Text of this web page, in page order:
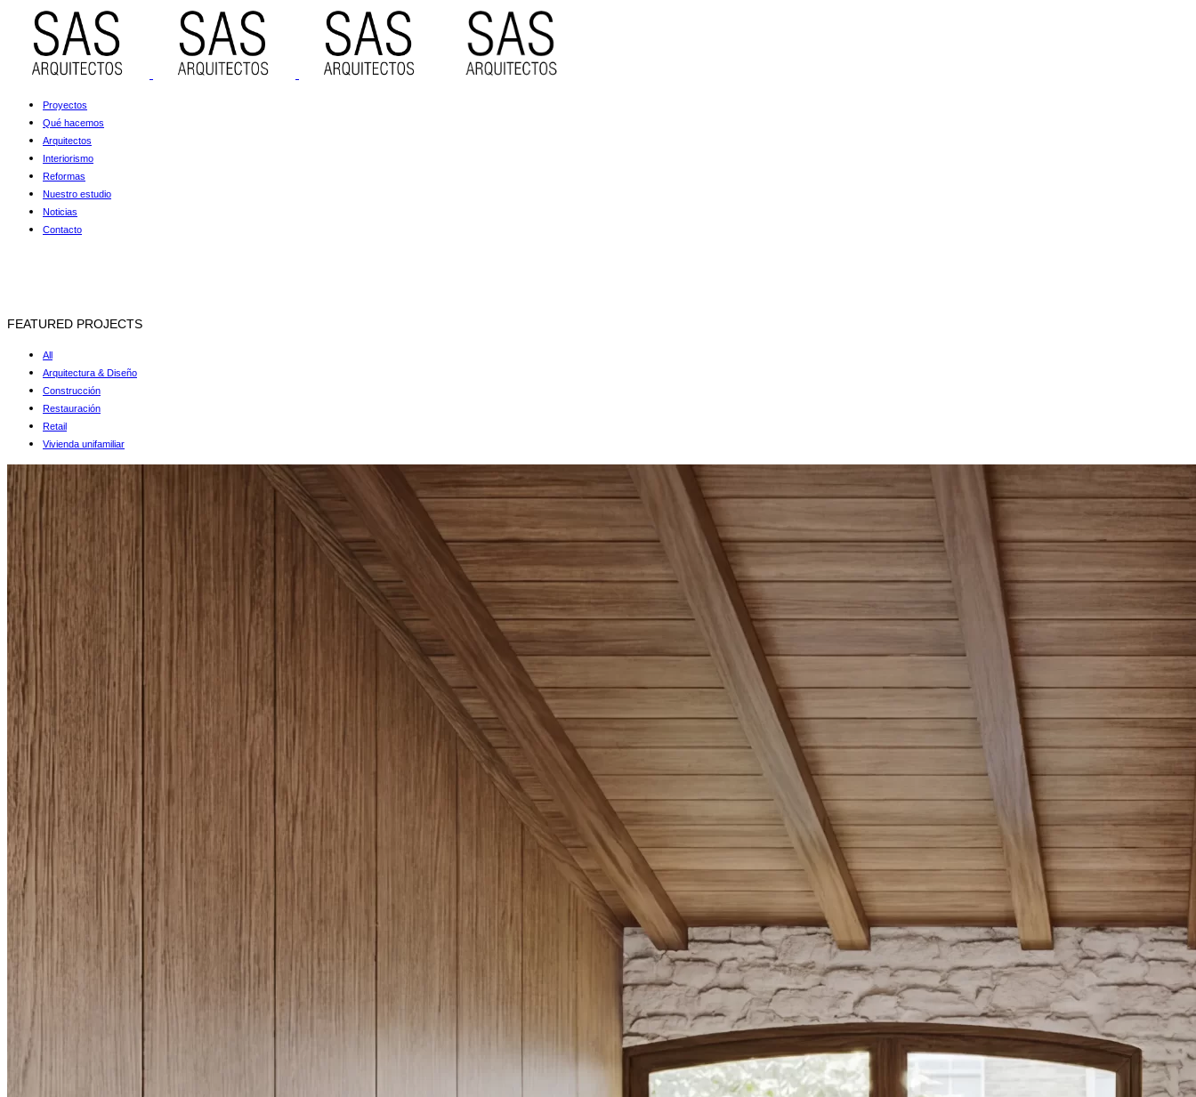
Proyectos
Qué hacemos
Arquitectos
Interiorismo
Reformas
Nuestro estudio
Noticias
Contacto
FEATURED PROJECTS
All
Arquitectura & Diseño
Construcción
Restauración
Retail
Vivienda unifamiliar